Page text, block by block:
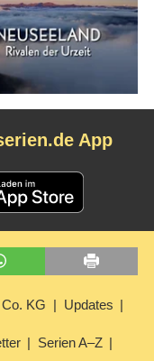
App
KG Updates
Serien A–Z